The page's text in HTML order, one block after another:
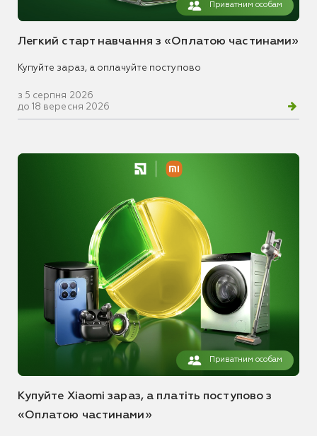
Приватним особам
Легкий старт навчання з «Оплатою частинами»
Купуйте зараз, а оплачуйте поступово
з 5 серпня 2026
до 18 вересня 2026
Приватним особам
Купуйте Xiaomi зараз, а платіть поступово з
«Оплатою частинами»